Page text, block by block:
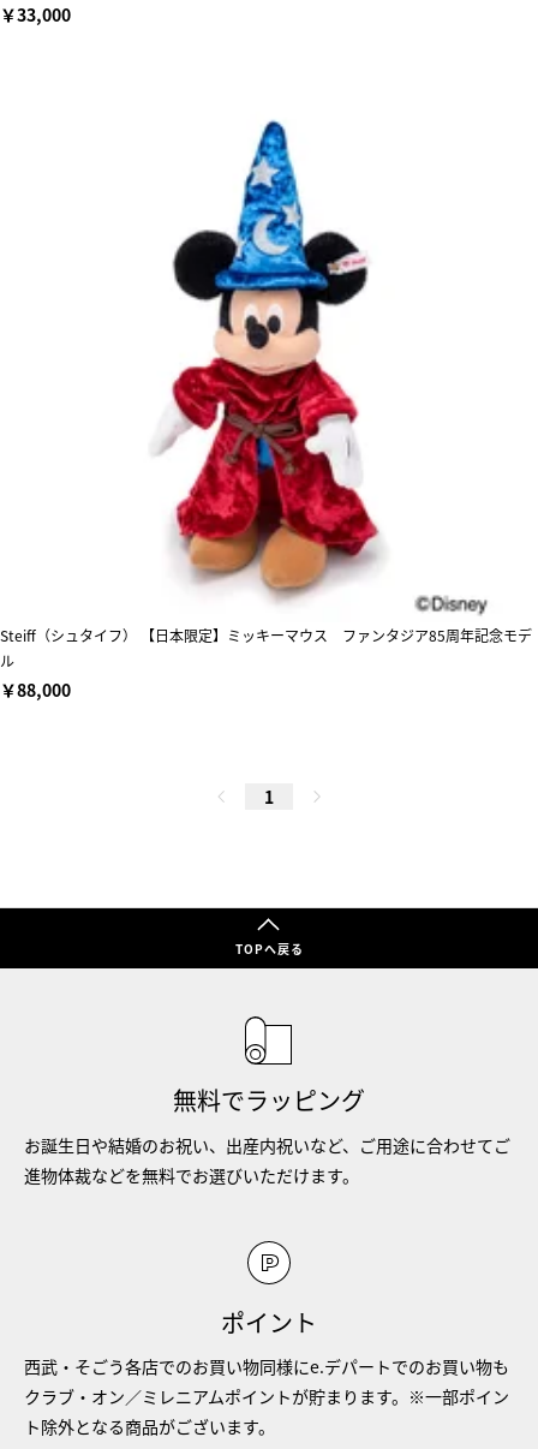
￥33,000
Steiff（シュタイフ） 【日本限定】ミッキーマウス ファンタジア85周年記念モデ
ル
￥88,000
1
TOPへ戻る
無料でラッピング
お誕生日や結婚のお祝い、出産内祝いなど、ご用途に合わせてご
進物体裁などを無料でお選びいただけます。
ポイント
西武・そごう各店でのお買い物同様にe.デパートでのお買い物も
クラブ・オン／ミレニアムポイントが貯まります。※一部ポイン
ト除外となる商品がございます。